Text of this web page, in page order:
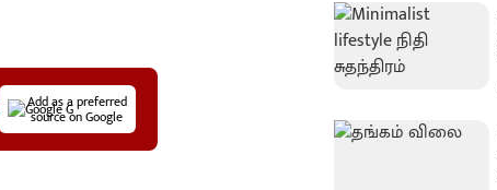
Add as a preferred
source on Google